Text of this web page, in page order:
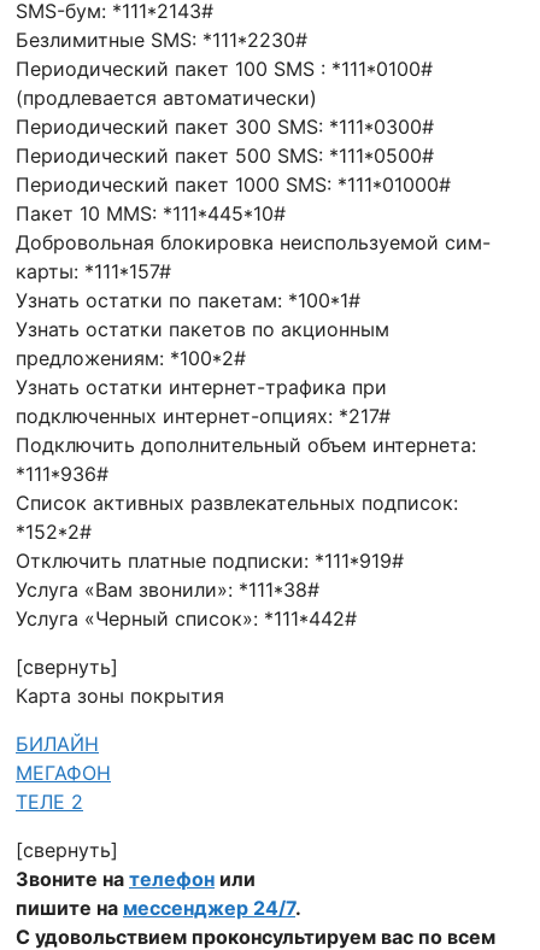
SMS-бум: *111*2143#
Безлимитные SMS: *111*2230#
Периодический пакет 100 SMS : *111*0100#
(продлевается автоматически)
Периодический пакет 300 SMS: *111*0300#
Периодический пакет 500 SMS: *111*0500#
Периодический пакет 1000 SMS: *111*01000#
Пакет 10 MMS: *111*445*10#
Добровольная блокировка неиспользуемой сим-
карты: *111*157#
Узнать остатки по пакетам: *100*1#
Узнать остатки пакетов по акционным
предложениям: *100*2#
Узнать остатки интернет-трафика при
подключенных интернет-опциях: *217#
Подключить дополнительный объем интернета:
*111*936#
Список активных развлекательных подписок:
*152*2#
Отключить платные подписки: *111*919#
Услуга «Вам звонили»: *111*38#
Услуга «Черный список»: *111*442#
[свернуть]
Карта зоны покрытия
БИЛАЙН
МЕГАФОН
ТЕЛЕ 2
[свернуть]
Звоните на телефон или
пишите на мессенджер 24/7.
С удовольствием проконсультируем вас по всем